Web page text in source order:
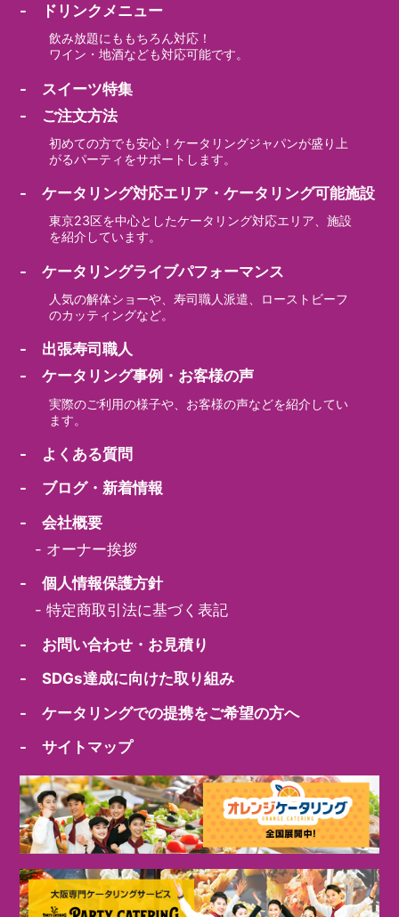
- ドリンクメニュー
飲み放題にももちろん対応！
ワイン・地酒なども対応可能です。
- スイーツ特集
- ご注文方法
初めての方でも安心！ケータリングジャパンが盛り上
がるパーティをサポートします。
- ケータリング対応エリア・ケータリング可能施設
東京23区を中心としたケータリング対応エリア、施設
を紹介しています。
- ケータリングライブパフォーマンス
人気の解体ショーや、寿司職人派遣、ローストビーフ
のカッティングなど。
- 出張寿司職人
- ケータリング事例・お客様の声
実際のご利用の様子や、お客様の声などを紹介してい
ます。
- よくある質問
- ブログ・新着情報
- 会社概要
- オーナー挨拶
- 個人情報保護方針
-特定商取引法に基づく表記
- お問い合わせ・お見積り
- SDGs達成に向けた取り組み
- ケータリングでの提携をご希望の方へ
- サイトマップ